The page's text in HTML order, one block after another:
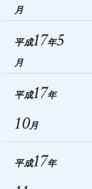
月
平成17年5
月
平成17年
10月
平成17年